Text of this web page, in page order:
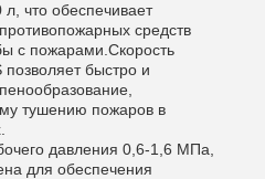
что обеспечивает
средств
с пожарами.Скорость
быстро и
тушению пожаров в
давления 0,6-1,6 МПа,
для обеспечения